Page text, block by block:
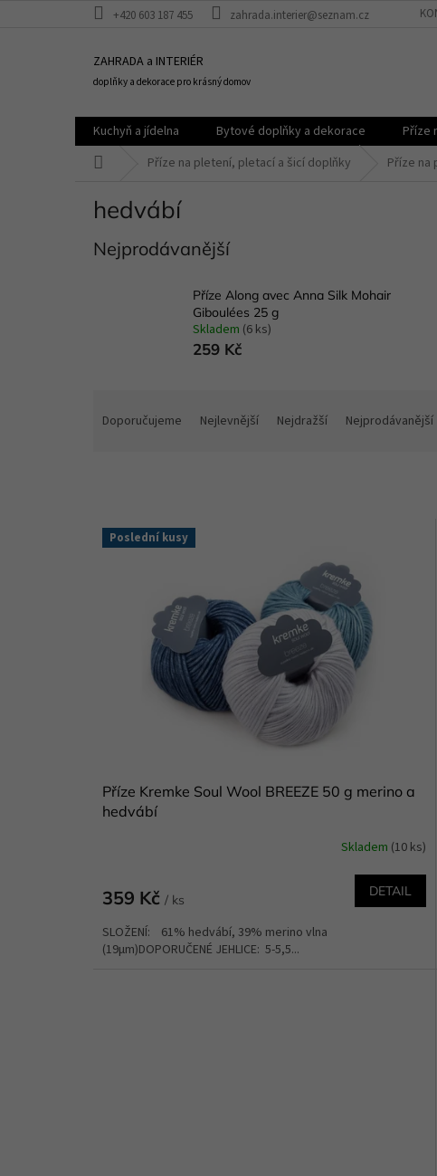
+420 603 187 455 zahrada.interier@seznam.cz
ZAHRADA a INTERIÉR
doplňky a dekorace pro krásný domov
Kuchyň a jídelna Bytové doplňky a dekorace Příze
Příze na pletení, pletací a šicí doplňky Příze na
hedvábí
Nejprodávanější
Příze Along avec Anna Silk Mohair
Giboulées 25 g
Skladem (6 ks)
259 Kč
Doporučujeme Nejlevnější Nejdražší Nejprodávanější
V Poslední kusy
Příze Kremke Soul Wool BREEZE 50 g merino a
hedvábí
Skladem (10 ks)
359 Kč / ks
DETAIL
SLOŽENÍ: 61% hedvábí, 39% merino vlna
(19µm)DOPORUČENÉ JEHLICE: 5-5,5...